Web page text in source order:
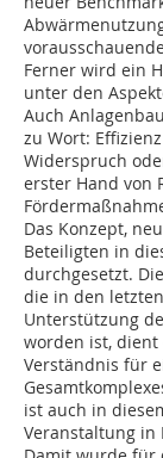
Ferner wird ein
unter den
Auch
zu Wort:
Widerspruch
erster Hand von
Das Konzept,
Beteiligten in
durchgesetzt.
die in den
Unterstützung
worden ist, dient
Verständnis für
ist auch in
Veranstaltung in